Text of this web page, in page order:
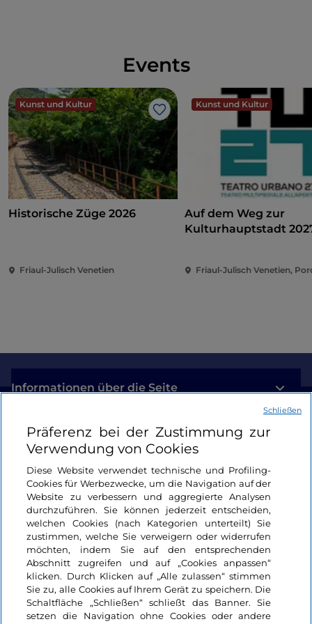
der slowenischen Grenze versteckt, wo er Pòcalza
Weitere Informationen über die Woche der
italienischen Küche in der Welt finden Siehier
Events
Kunst und Kultur
Like
Historische Züge 2026
Friaul-Julisch Venetien
Kunst und Kultur
Auf dem Weg zur
Kulturhauptstadt
Friaul-Julisch Venetien,
Informationen über die Seite
Nützliche Links
Login
Bleiben wir in Kontakt
Präferenz bei der Zustimmung zur
Verwendung von Cookies
Diese Website verwendet technische und Profiling-
Cookies für Werbezwecke, um die Navigation auf der
Website zu verbessern und aggregierte Analysen
durchzuführen. Sie können jederzeit entscheiden,
welchen Cookies (nach Kategorien unterteilt) Sie
zustimmen, welche Sie verweigern oder widerrufen
möchten, indem Sie auf den entsprechenden
Abschnitt zugreifen und auf „Cookies anpassen“
klicken. Durch Klicken auf „Alle zulassen“ stimmen
Sie zu, alle Cookies auf Ihrem Gerät zu speichern. Die
Schaltfläche „Schließen“ schließt das Banner. Sie
setzen die Navigation ohne Cookies oder andere
Schließen